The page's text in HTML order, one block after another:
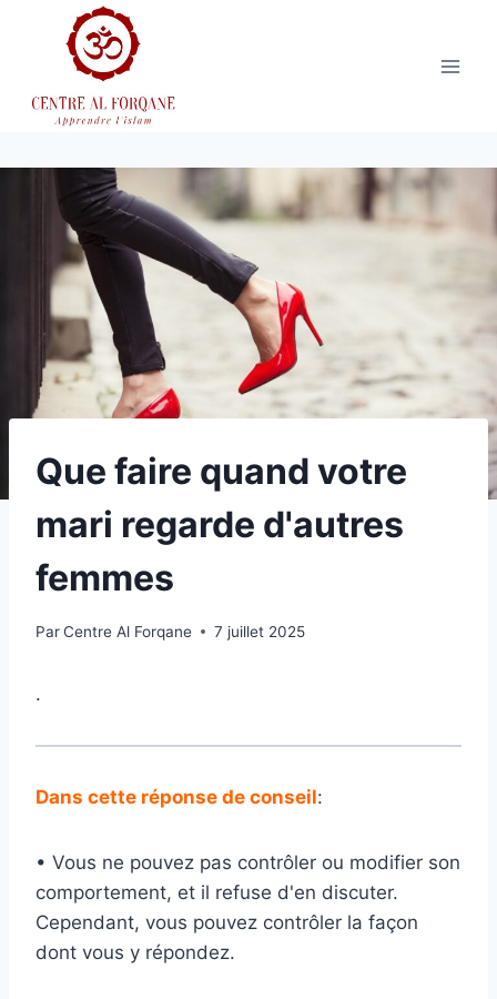
Que faire quand votre
mari regarde d'autres
femmes
ParCentre Al Forqane 7 juillet 2025
.
Dans cette réponse de conseil:
• Vous ne pouvez pas contrôler ou modifier son
comportement, et il refuse d'en discuter.
Cependant, vous pouvez contrôler la façon
dont vous y répondez.